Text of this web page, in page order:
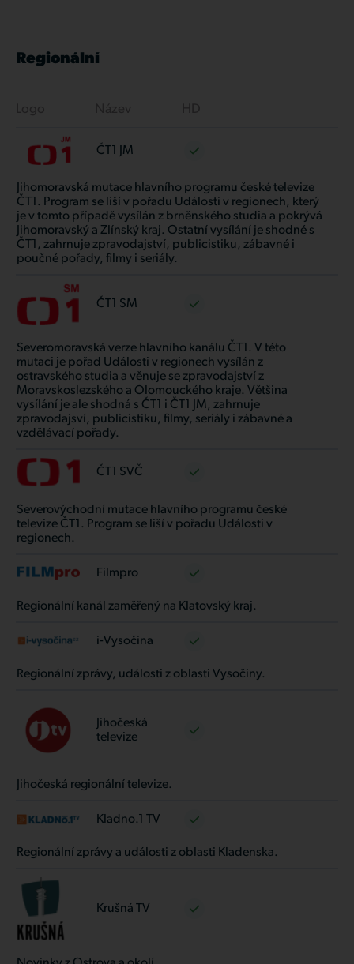
Regionální
ČT1 JM
Jihomoravská mutace hlavního programu české televize
ČT1. Program se liší v pořadu Události v regionech, který
je v tomto případě vysílán z brněnského studia a pokrývá
Jihomoravský a Zlínský kraj. Ostatní vysílání je shodné s
ČT1, zahrnuje zpravodajství, publicistiku, zábavné i
poučné pořady, filmy i seriály.
ČT1 SM
Severomoravská verze hlavního kanálu ČT1. V této
mutaci je pořad Události v regionech vysílán z
ostravského studia a věnuje se zpravodajství z
Moravskoslezského a Olomouckého kraje. Většina
vysílání je ale shodná s ČT1 i ČT1 JM, zahrnuje
zpravodajsví, publicistiku, filmy, seriály i zábavné a
vzdělávací pořady.
ČT1 SVČ
Severovýchodní mutace hlavního programu české
televize ČT1. Program se liší v pořadu Události v
regionech.
Filmpro
Regionální kanál zaměřený na Klatovský kraj.
i-Vysočina
Regionální zprávy, události z oblasti Vysočiny.
Jihočeská
televize
Jihočeská regionální televize.
Kladno.1 TV
Regionální zprávy a události z oblasti Kladenska.
Krušná TV